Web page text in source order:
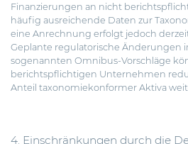
Finanzierungen an nicht
häufig ausreichende Daten zur
eine Anrechnung erfolgt jedoch
Geplante regulatorische Änderungen
sogenannten Omnibus-Vorschläge
berichtspflichtigen Unternehmen
Anteil taxonomiekonformer Aktiva
4. Einschränkungen durch die